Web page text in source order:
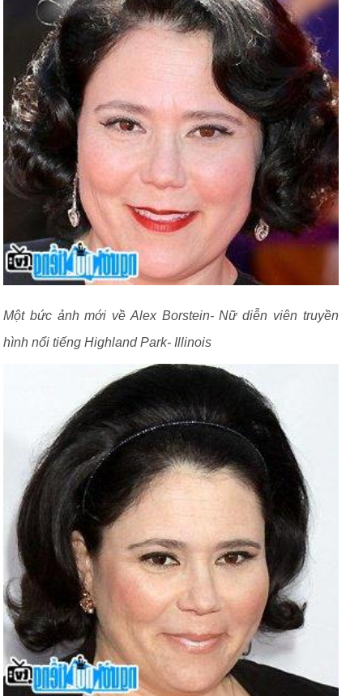
Một bức ảnh mới về Alex Borstein- Nữ diễn viên truyền
hình nổi tiếng Highland Park- Illinois